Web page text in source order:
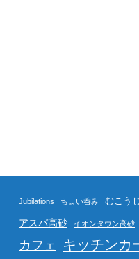
Jubilations ちょい呑み むこう
アスパ高砂 イオンタウン高砂
カフェ キッチンカ